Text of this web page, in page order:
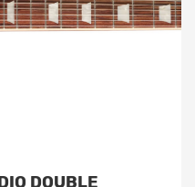
DOUBLE